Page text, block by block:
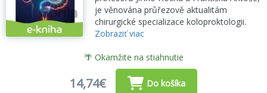
je věnována průřezově aktualitám
chirurgické specializace koloproktologii.
Zobraziť viac
🌴 Okamžite na stiahnutie
14,74€ Do košíka